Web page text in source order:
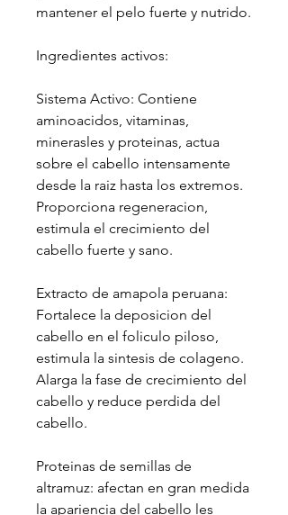
mantener el pelo fuerte y nutrido.
Ingredientes activos:
Sistema Activo: Contiene
aminoacidos, vitaminas,
minerasles y proteinas, actua
sobre el cabello intensamente
desde la raiz hasta los extremos.
Proporciona regeneracion,
estimula el crecimiento del
cabello fuerte y sano.
Extracto de amapola peruana:
Fortalece la deposicion del
cabello en el foliculo piloso,
estimula la sintesis de colageno.
Alarga la fase de crecimiento del
cabello y reduce perdida del
cabello.
Proteinas de semillas de
altramuz: afectan en gran medida
la apariencia del cabello les